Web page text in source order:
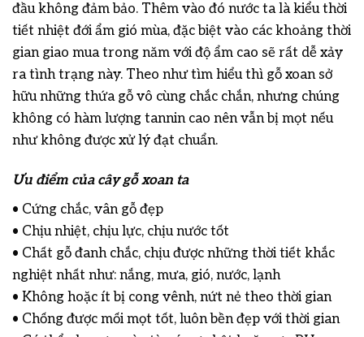
đầu không đảm bảo. Thêm vào đó nước ta là kiểu thời
tiết nhiệt đới ẩm gió mùa, đặc biệt vào các khoảng thời
gian giao mua trong năm với độ ẩm cao sẽ rất dễ xảy
ra tình trạng này. Theo như tìm hiểu thì gỗ xoan sở
hữu những thứa gỗ vô cùng chắc chắn, nhưng chúng
không có hàm lượng tannin cao nên vẫn bị mọt nếu
như không được xử lý đạt chuẩn.
Ưu điểm của cây gỗ xoan ta
• Cứng chắc, vân gỗ đẹp
• Chịu nhiệt, chịu lực, chịu nước tốt
• Chất gỗ đanh chắc, chịu được những thời tiết khắc
nghiệt nhất như: nắng, mưa, gió, nước, lạnh
• Không hoặc ít bị cong vênh, nứt nẻ theo thời gian
• Chống được mối mọt tốt, luôn bền đẹp với thời gian